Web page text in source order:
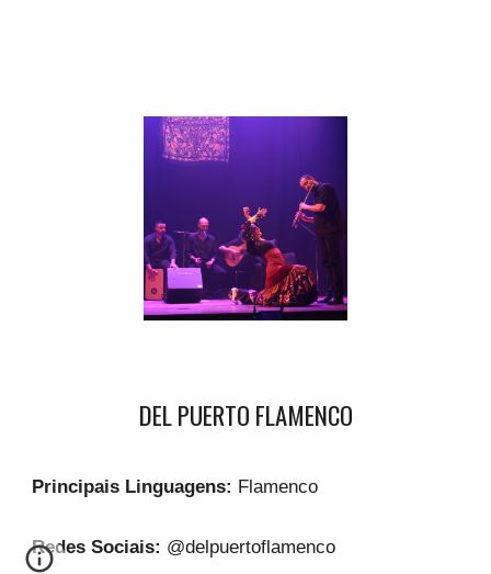
DEL PUERTO FLAMENCO
Principais Linguagens: Flamenco
Redes Sociais: @delpuertoflamenco